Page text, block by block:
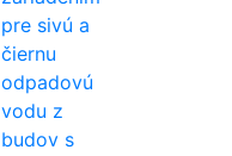
pre sivú a
čiernu
odpadovú
vodu z
budov s